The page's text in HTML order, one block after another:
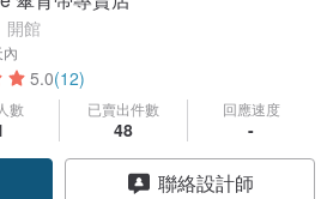
開館
內
5.0(12)
數 已賣出件數
48
回應速度
-
聯絡設計師